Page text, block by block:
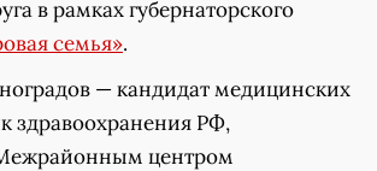
в рамках губернаторского
семья».
— кандидат медицинских
здравоохранения РФ,
центром